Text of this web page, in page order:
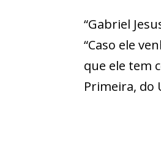
“Gabriel
“Caso ele
que ele tem
Primeira, do